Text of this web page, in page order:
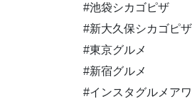
#池袋シカゴピザ
#新大久保シカゴピザ
#東京グルメ
#新宿グルメ
#インスタグルメア